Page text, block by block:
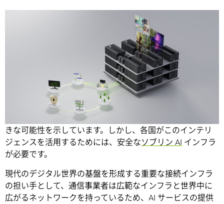
AI ファクトリはこれまでにない規模でインテリジェンスを
生み出しており、経済成長とイノベーションを推進する大
きな可能性を示しています。しかし、各国がこのインテリ
ジェンスを活用するためには、安全なソブリン AI インフラ
が必要です。
現代のデジタル世界の基盤を形成する重要な接続インフラ
の担い手として、通信事業者は広範なインフラと世界中に
広がるネットワークを持っているため、AI サービスの提供